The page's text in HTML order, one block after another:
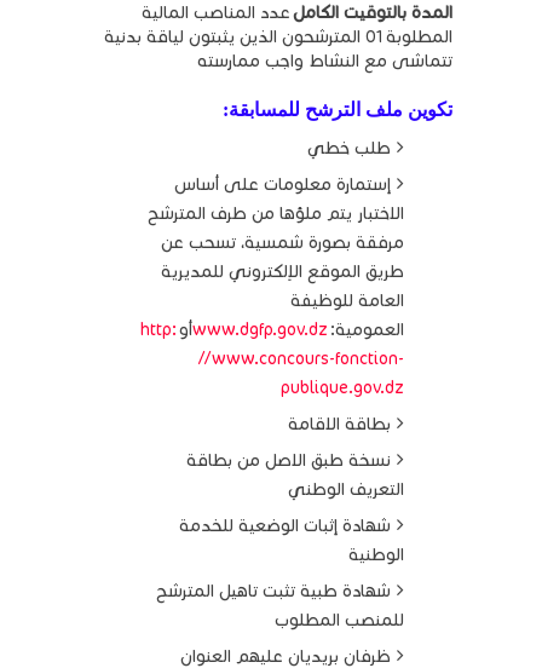
المدة بالتوقيت الكاملعدد المناصب المالية
المطلوبة 01 المترشحون الذين يثبتون لياقة بدنية
تتماشى مع النشاط واجب ممارسته
تكوين ملف الترشح للمسابقة:
طلب خطي
إستمارة معلومات على أساس
الاختبار يتم ملؤها من طرف المترشح
مرفقة بصورة شمسية، تسحب عن
طريق الموقع الإلكتروني للمديرية
العامة للوظيفة
العمومية: www.dgfp.gov.dzأوhttp:
//www.concours-fonction-
publique.gov.dz
بطاقة الاقامة
نسخة طبق الاصل من بطاقة
التعريف الوطني
شهادة إثبات الوضعية للخدمة
الوطنية
شهادة طبية تثبت تاهيل المترشح
للمنصب المطلوب
ظرفان بريديان عليهم العنوان